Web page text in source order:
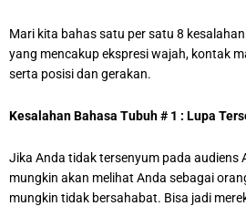
Mari kita bahas satu per satu 8
yang mencakup ekspresi wajah, kontak
serta posisi dan gerakan.
Kesalahan Bahasa Tubuh # 1 : Lupa
Jika Anda tidak tersenyum pada audiens
mungkin akan melihat Anda sebagai
mungkin tidak bersahabat. Bisa jadi